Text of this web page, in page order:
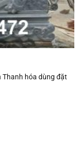
hóa dùng đặt